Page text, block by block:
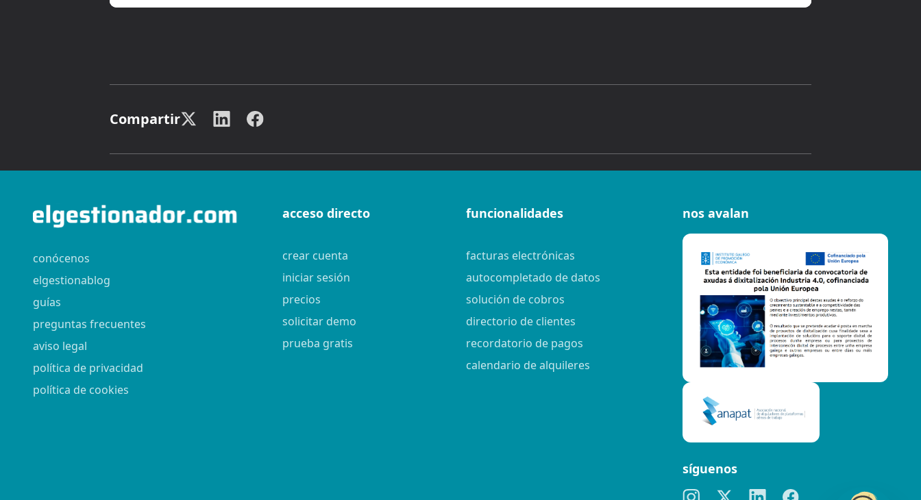
Compartir
conócenos
elgestionablog
guías
preguntas frecuentes
aviso legal
política de privacidad
política de cookies
acceso directo
crear cuenta
iniciar sesión
precios
solicitar demo
prueba gratis
funcionalidades
facturas electrónicas
autocompletado de datos
solución de cobros
directorio de clientes
recordatorio de pagos
calendario de alquileres
nos avalan
síguenos